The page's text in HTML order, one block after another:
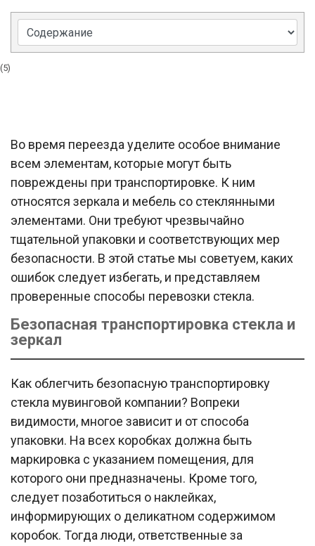
(5)
Во время переезда уделите особое внимание
всем элементам, которые могут быть
повреждены при транспортировке. К ним
относятся зеркала и мебель со стеклянными
элементами. Они требуют чрезвычайно
тщательной упаковки и соответствующих мер
безопасности. В этой статье мы советуем, каких
ошибок следует избегать, и представляем
проверенные способы перевозки стекла.
Безопасная транспортировка стекла и
зеркал
Как облегчить безопасную транспортировку
стекла мувинговой компании? Вопреки
видимости, многое зависит и от способа
упаковки. На всех коробках должна быть
маркировка с указанием помещения, для
которого они предназначены. Кроме того,
следует позаботиться о наклейках,
информирующих о деликатном содержимом
коробок. Тогда люди, ответственные за